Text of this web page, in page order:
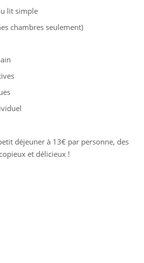
lit simple
chambres seulement)
déjeuner à 13€ par personne, des
et délicieux !